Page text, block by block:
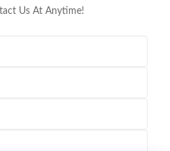
Us At Anytime!